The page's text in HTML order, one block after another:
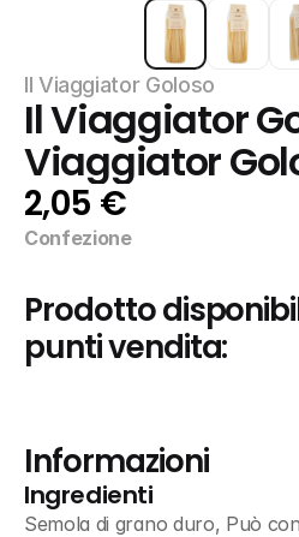
Il Viaggiator Goloso
Il Viaggiator
Viaggiator
2,05 €
Confezione
Prodotto
punti vendita:
Informazioni
Ingredienti
Semola di grano duro, Può